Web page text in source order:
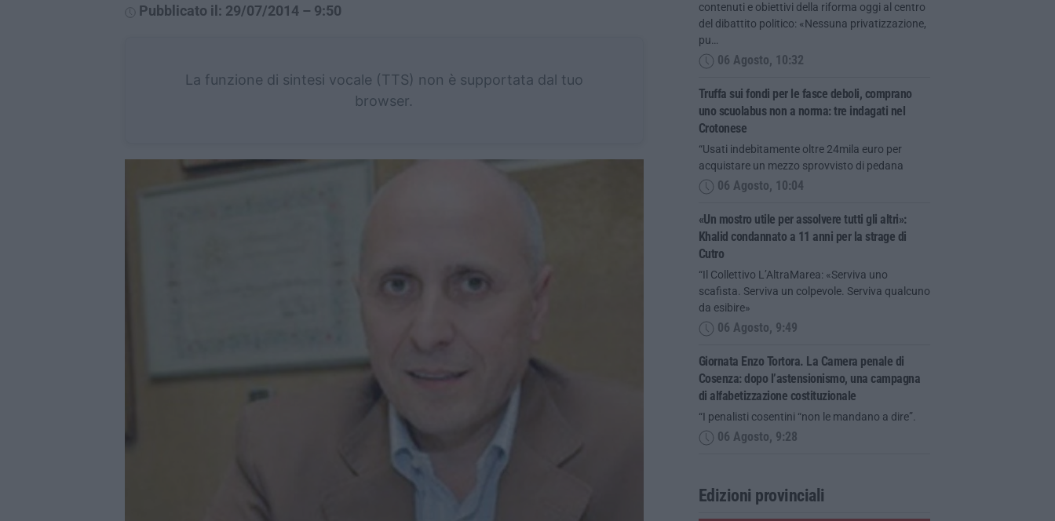
Pubblicato il: 29/07/2014 – 9:50
La funzione di sintesi vocale (TTS) non è supportata dal tuo
browser.
contenuti e obiettivi della riforma oggi al centro
del dibattito politico: «Nessuna privatizzazione,
pu…
06 Agosto, 10:32
Truffa sui fondi per le fasce deboli, comprano
uno scuolabus non a norma: tre indagati nel
Crotonese
“Usati indebitamente oltre 24mila euro per
acquistare un mezzo sprovvisto di pedana
06 Agosto, 10:04
«Un mostro utile per assolvere tutti gli altri»:
Khalid condannato a 11 anni per la strage di
Cutro
“Il Collettivo L’AltraMarea: «Serviva uno
scafista. Serviva un colpevole. Serviva qualcuno
da esibire»
06 Agosto, 9:49
Giornata Enzo Tortora. La Camera penale di
Cosenza: dopo l’astensionismo, una campagna
di alfabetizzazione costituzionale
“I penalisti cosentini “non le mandano a dire”.
06 Agosto, 9:28
Edizioni provinciali